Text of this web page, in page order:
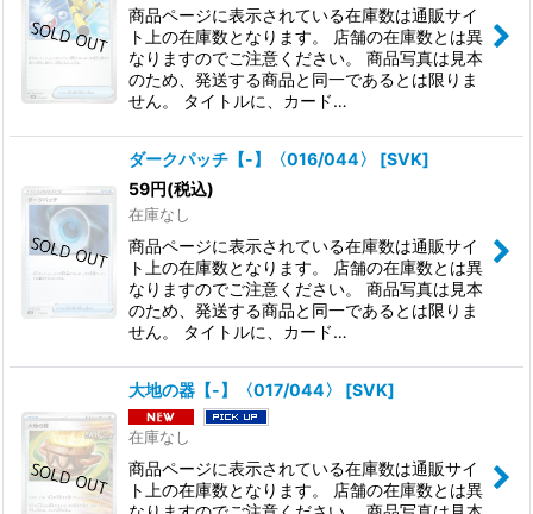
商品ページに表示されている在庫数は通販サイ
ト上の在庫数となります。 店舗の在庫数とは異
なりますのでご注意ください。 商品写真は見本
のため、発送する商品と同一であるとは限りま
せん。 タイトルに、カード…
ダークパッチ【-】〈016/044〉 [SVK]
59円(税込)
在庫なし
商品ページに表示されている在庫数は通販サイ
ト上の在庫数となります。 店舗の在庫数とは異
なりますのでご注意ください。 商品写真は見本
のため、発送する商品と同一であるとは限りま
せん。 タイトルに、カード…
大地の器【-】〈017/044〉 [SVK]
在庫なし
商品ページに表示されている在庫数は通販サイ
ト上の在庫数となります。 店舗の在庫数とは異